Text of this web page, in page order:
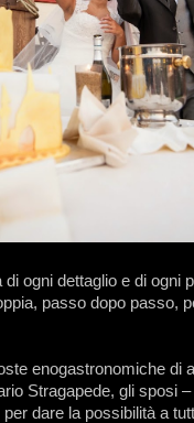
ogni dettaglio e di ogni
passo dopo passo,
enogastronomiche di
Stragapede, gli sposi
dare la possibilità a